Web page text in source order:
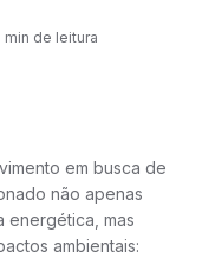
min de leitura
em busca de
não apenas
energética, mas
ambientais: